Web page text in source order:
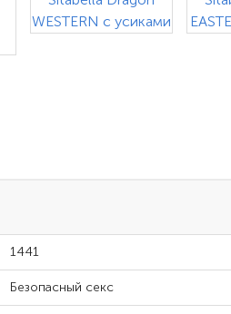
1441
Безопасный секс